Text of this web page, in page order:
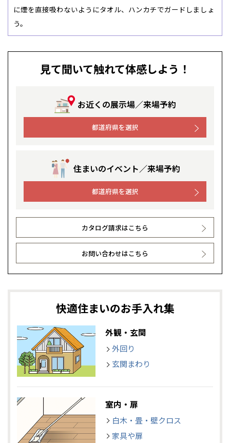
に煙を直接吸わないようにタオル、ハンカチでガードしましょ
う。
見て聞いて触れて体感しよう！
お近くの展示場／来場予約
都道府県を選択
住まいのイベント／来場予約
都道府県を選択
カタログ請求はこちら
お問い合わせはこちら
快適住まいのお手入れ集
外観・玄関
外回り
玄関まわり
室内・扉
白木・畳・壁クロス
家具や扉